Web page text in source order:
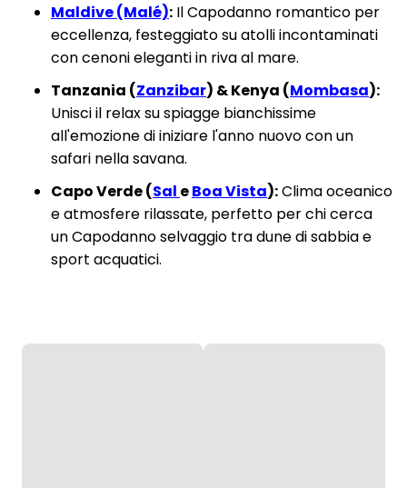
Maldive (Malé): Il Capodanno romantico per
eccellenza, festeggiato su atolli incontaminati
con cenoni eleganti in riva al mare.
Tanzania (Zanzibar) & Kenya (Mombasa):
Unisci il relax su spiagge bianchissime
all'emozione di iniziare l'anno nuovo con un
safari nella savana.
Capo Verde (Sal eBoa Vista):Clima oceanico
e atmosfere rilassate, perfetto per chi cerca
un Capodanno selvaggio tra dune di sabbia e
sport acquatici.